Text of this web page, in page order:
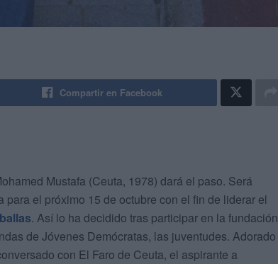
Compartir en Facebook
Mustafa (Ceuta, 1978) dará el paso. Será
el próximo 15 de octubre con el fin de liderar el
. Así lo ha decidido tras participar en la fundación
de Jóvenes Demócratas, las juventudes. Adorado
con El Faro de Ceuta, el aspirante a